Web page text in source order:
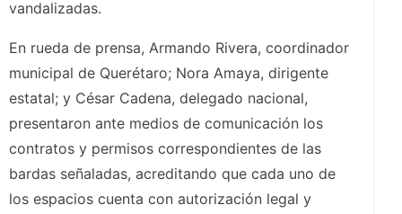
vandalizadas.
En rueda de prensa, Armando Rivera, coordinador
municipal de Querétaro; Nora Amaya, dirigente
estatal; y César Cadena, delegado nacional,
presentaron ante medios de comunicación los
contratos y permisos correspondientes de las
bardas señaladas, acreditando que cada uno de
los espacios cuenta con autorización legal y